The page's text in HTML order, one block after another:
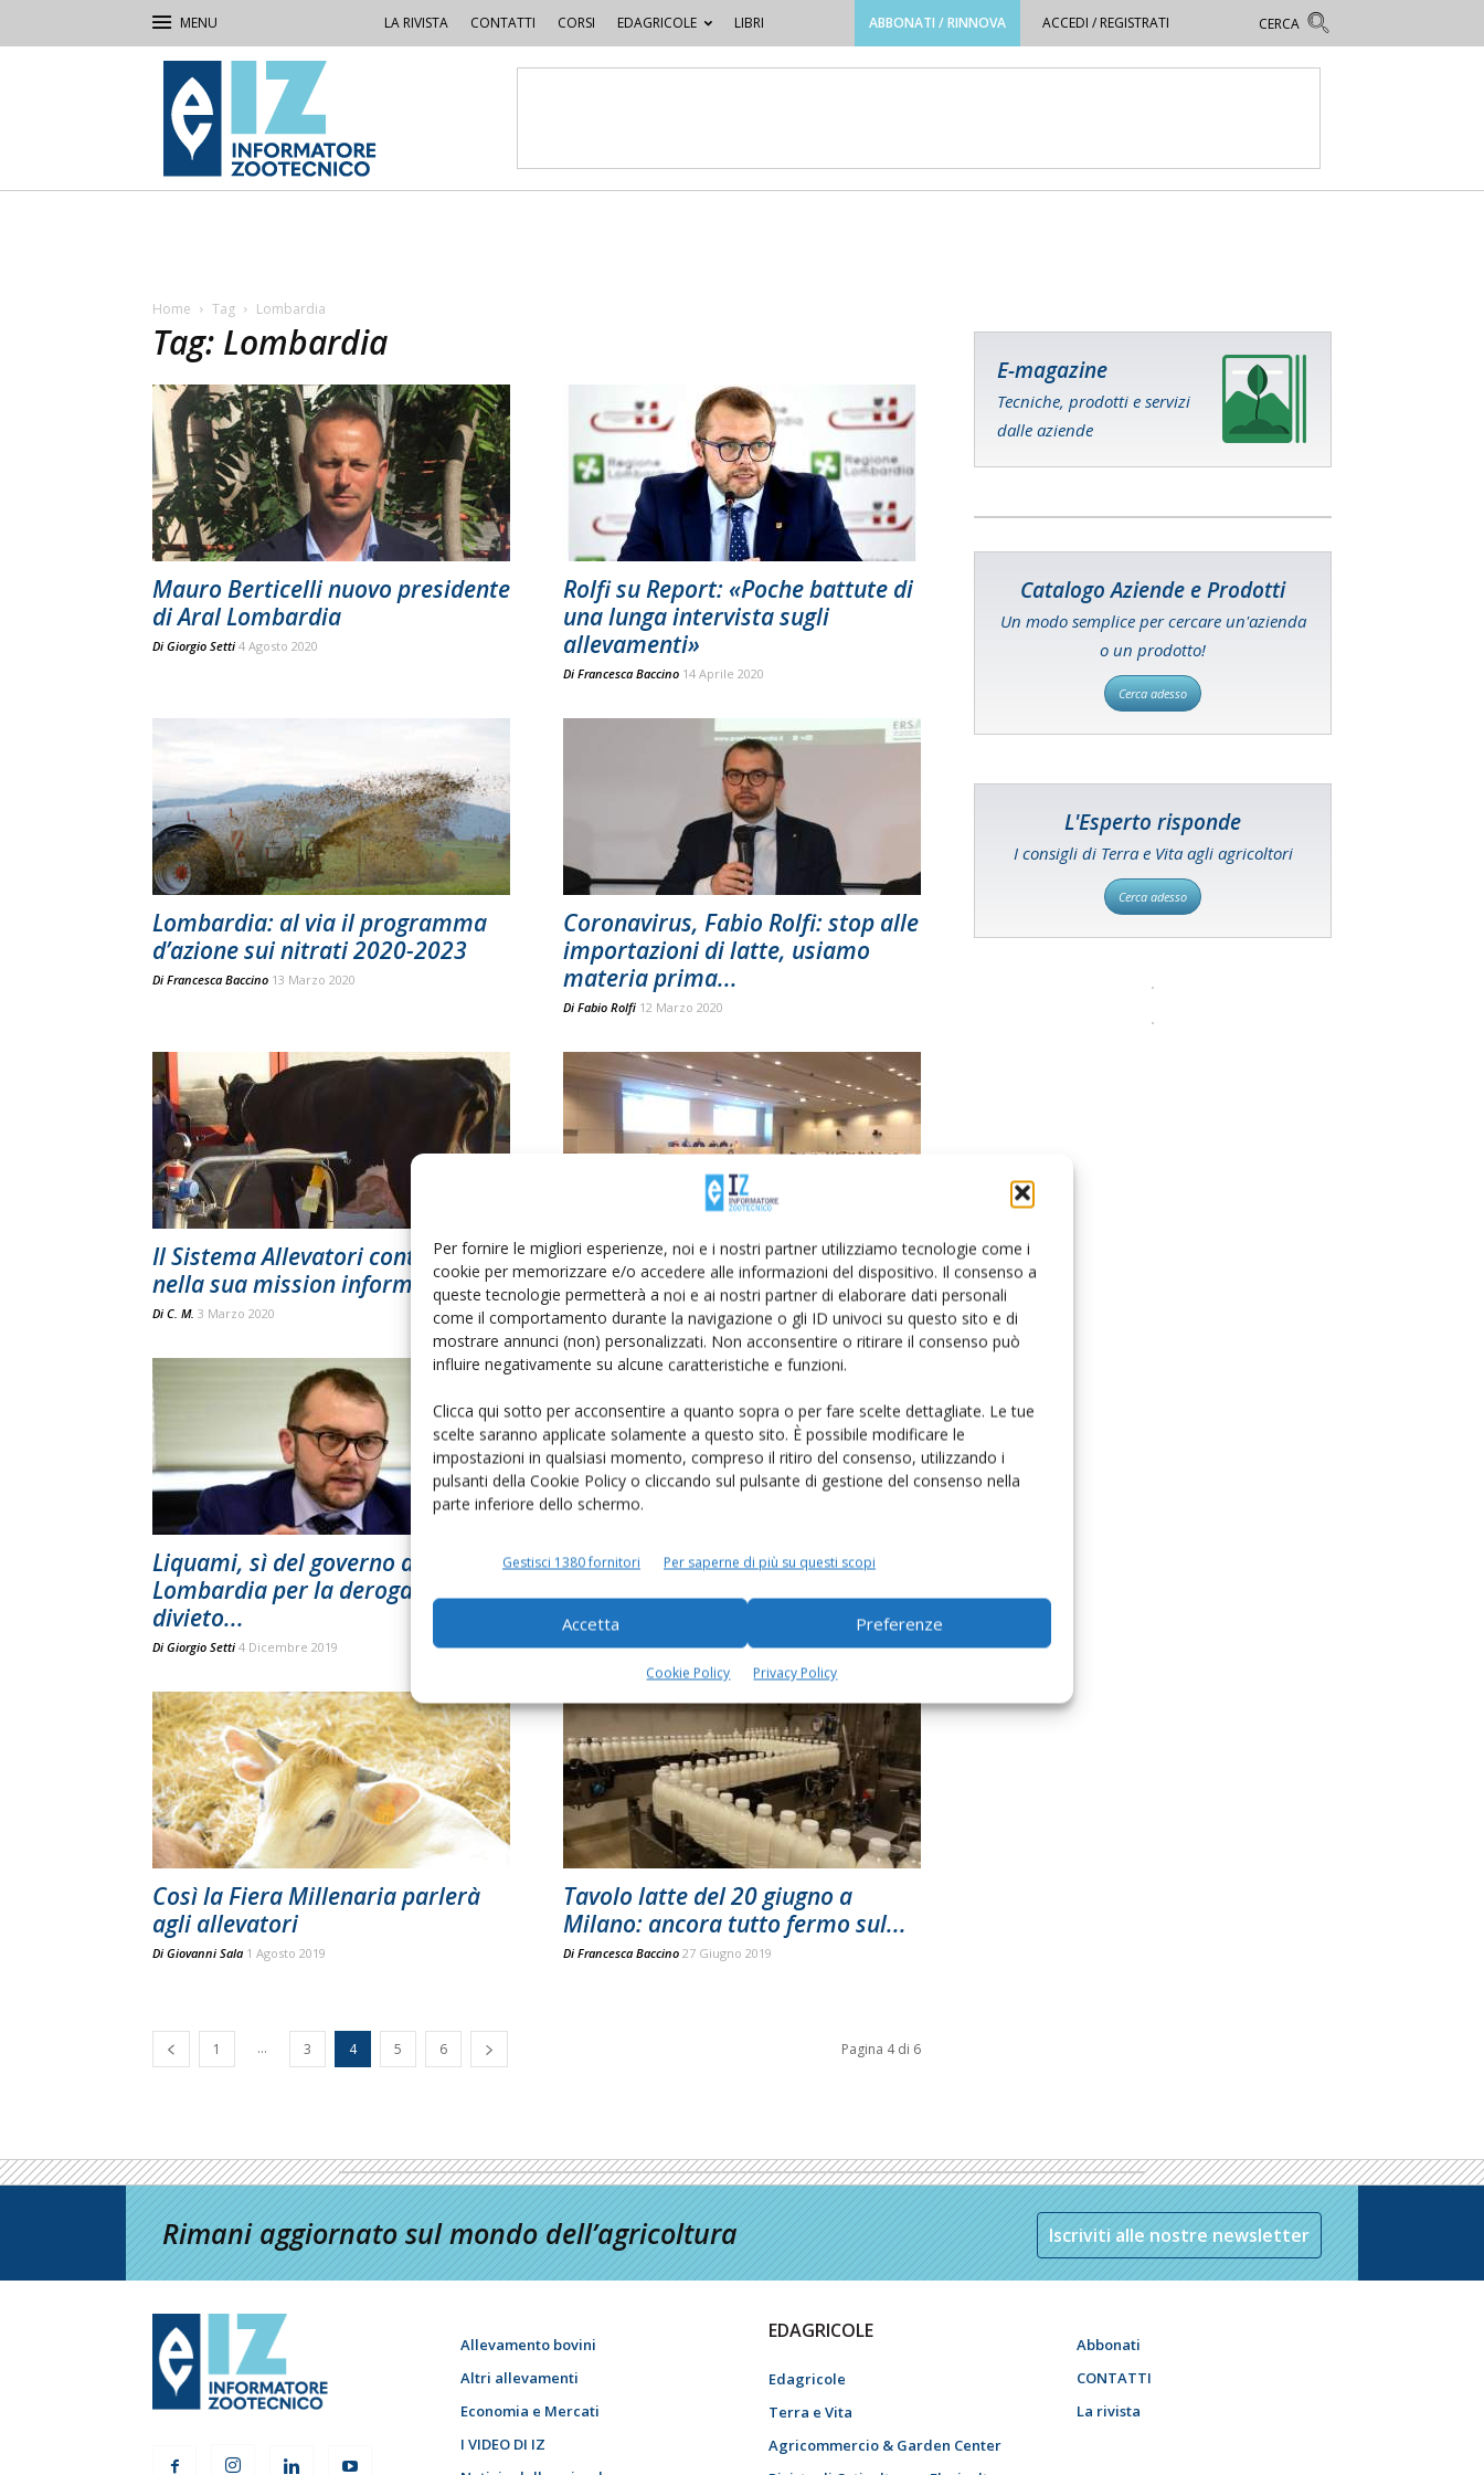
Per fornire le migliori esperienze, noi e i nostri partner utilizziamo tecnologie come i
cookie per memorizzare e/o accedere alle informazioni del dispositivo. Il consenso a
queste tecnologie permetterà a noi e ai nostri partner di elaborare dati personali
come il comportamento durante la navigazione o gli ID univoci su questo sito e di
mostrare annunci (non) personalizzati. Non acconsentire o ritirare il consenso può
influire negativamente su alcune caratteristiche e funzioni.
Clicca qui sotto per acconsentire a quanto sopra o per fare scelte dettagliate. Le tue
scelte saranno applicate solamente a questo sito. È possibile modificare le
impostazioni in qualsiasi momento, compreso il ritiro del consenso, utilizzando i
pulsanti della Cookie Policy o cliccando sul pulsante di gestione del consenso nella
parte inferiore dello schermo.
Gestisci 1380 fornitori Per saperne di più su questi scopi
Accetta Preferenze
Cookie Policy Privacy Policy
LA RIVISTA CONTATTI CORSI EDAGRICOLE LIBRI ABBONATI / RINNOVA ACCEDI / REGISTRATI
IZ
Informatore
Zootecnico
Home Tag Lombardia
Tag: Lombardia
Mauro Berticelli nuovo presidente
di Aral Lombardia
Di Giorgio Setti 4 Agosto 2020
Rolfi su Report: «Poche battute di
una lunga intervista sugli
allevamenti»
Di Francesca Baccino 14 Aprile 2020
Lombardia: al via il programma
d’azione sui nitrati 2020-2023
Di Francesca Baccino 13 Marzo 2020
Coronavirus, Fabio Rolfi: stop alle
importazioni di latte, usiamo
materia prima...
Di Fabio Rolfi 12 Marzo 2020
Il Sistema Allevatori continua
nella sua mission informativa
Di C. M. 3 Marzo 2020
Aral: dobbiamo migliorare il
reddito degli allevatori
DiRedazione Informatore Zootecnico 20 Febbraio 2020
Liquami, sì del governo alla
Lombardia per la deroga sul
divieto...
Di Giorgio Setti 4 Dicembre 2019
Aral: più benessere e meno
antibiotici
DiOrlando Fortunato
Così la Fiera Millenaria parlerà
agli allevatori
Di Giovanni Sala 1 Agosto 2019
Tavolo latte del 20 giugno a
Milano: ancora tutto fermo sul...
Di Francesca Baccino 27 Giugno 2019
1 ... 3 4 5 6 Pagina 4 di 6
E-magazine
Tecniche, prodotti e servizi
dalle aziende
Catalogo Aziende e Prodotti
Un modo semplice per cercare un'azienda
o un prodotto!
Cerca adesso
L'Esperto risponde
I consigli di Terra e Vita agli agricoltori
Cerca adesso
Rimani aggiornato sul mondo dell’agricoltura Iscriviti alle nostre newsletter
Allevamento bovini
Altri allevamenti
Economia e Mercati
I VIDEO DI IZ
EDAGRICOLE
Edagricole
Terra e Vita
Agricommercio & Garden Center
Abbonati
CONTATTI
La rivista